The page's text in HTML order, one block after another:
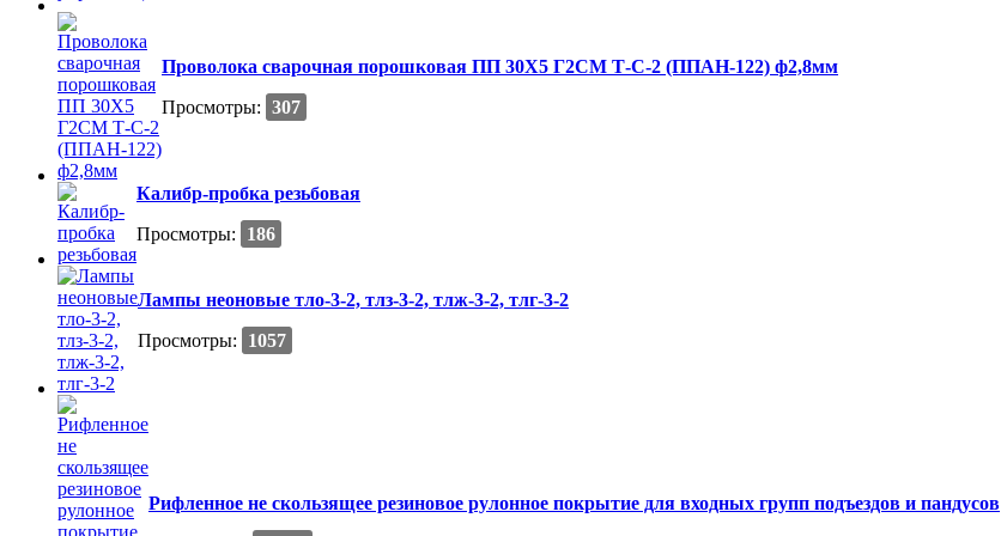
Проволока сварочная порошковая ПП 30Х5 Г2СМ Т-С-2 (ППАН-122) ф2,8мм
Просмотры: 307
Калибр-пробка резьбовая
Просмотры:
186
Лампы неоновые тло-3-2, тлз-3-2, тлж-3-2, тлг-3-2
Просмотры:
1057
Рифленное не скользящее резиновое рулонное покрытие для входных групп подъездов и пандусов